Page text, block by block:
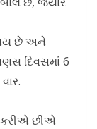
છે અને
દિવસમાં 6
છીએ